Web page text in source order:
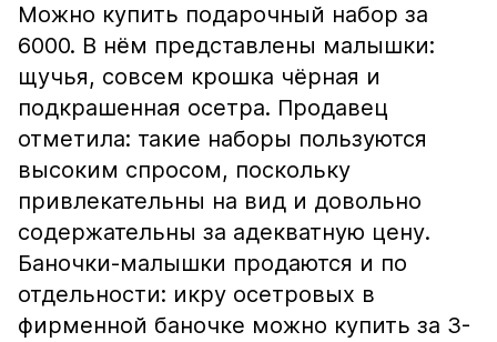
Можно купить подарочный набор за
6000. В нём представлены малышки:
щучья, совсем крошка чёрная и
подкрашенная осетра. Продавец
отметила: такие наборы пользуются
высоким спросом, поскольку
привлекательны на вид и довольно
содержательны за адекватную цену.
Баночки-малышки продаются и по
отдельности: икру осетровых в
фирменной баночке можно купить за 3-